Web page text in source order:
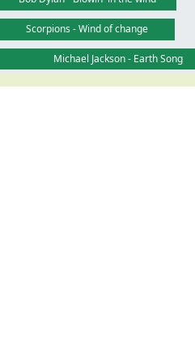
Scorpions - Wind of change
Michael Jackson - Earth Song